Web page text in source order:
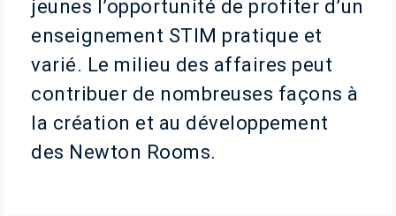
jeunes l’opportunité de profiter d’un
enseignement STIM pratique et
varié. Le milieu des affaires peut
contribuer de nombreuses façons à
la création et au développement
des Newton Rooms.